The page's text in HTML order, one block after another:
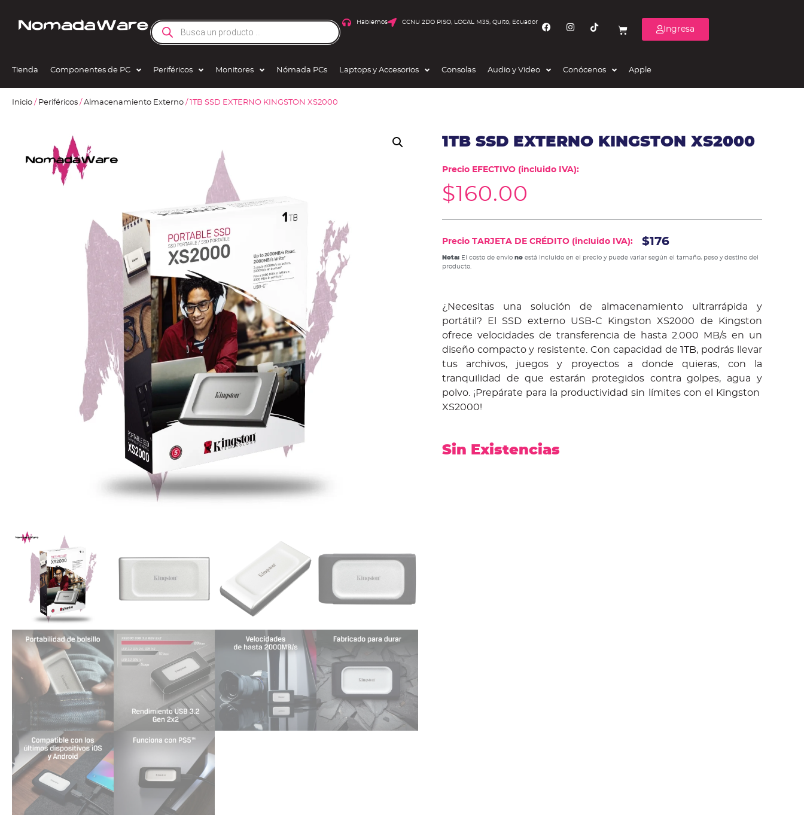
Hablemos CCNU 2DO PISO, LOCAL M35, Quito, Ecuador
Ingresa
Tienda Componentes de PC Periféricos Monitores Nómada PCs Laptops y Accesorios Consolas Audio y Video Conócenos Apple
Inicio / Periféricos / Almacenamiento Externo / 1TB SSD EXTERNO KINGSTON XS2000
1TB SSD EXTERNO KINGSTON XS2000
Precio EFECTIVO (incluido IVA):
$160.00
Precio TARJETA DE CRÉDITO (incluido IVA): $176
Nota:El costo de envío noestá incluido en el precio y puede variar según el tamaño, peso y destino del
producto.
¿Necesitas una solución de almacenamiento ultrarrápida y
portátil? El SSD externo USB-C Kingston XS2000 de Kingston
ofrece velocidades de transferencia de hasta 2.000 MB/s en un
diseño compacto y resistente. Con capacidad de 1TB, podrás llevar
tus archivos, juegos y proyectos a donde quieras, con la
tranquilidad de que estarán protegidos contra golpes, agua y
polvo. ¡Prepárate para la productividad sin límites con el Kingston
XS2000!
Sin Existencias